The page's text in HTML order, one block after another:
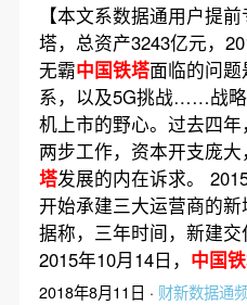
【本文系数据通用户提
塔，总资产3243亿元，
无霸中国铁塔面临的问
系，以及5G挑战……战
机上市的野心。过去四年，
两步工作，资本开支庞
塔发展的内在诉求。
开始承建三大运营商的新
据称，三年时间，新建交
2015年10月14日， 中国
2018年8月11日 · 财新数据通